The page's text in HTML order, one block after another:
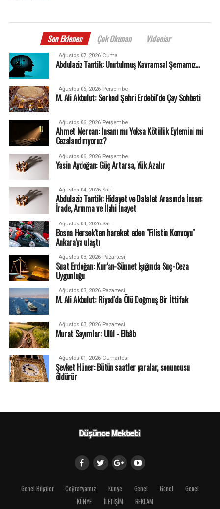
Son Eklenen Çok Okunan Videolar
Ağustos 07, 2026 Cuma
Abdulaziz Tantik: Unutulmuş Kavramsal Şemamız…
Ağustos 06, 2026 Perşembe
M. Ali Akbulut: Serhad Şehri Erdebil'de Çay Sohbeti
Ağustos 06, 2026 Perşembe
Ahmet Mercan: İnsanı mı Yoksa Kötülük Eylemini mi
Cezalandırıyoruz?
Ağustos 06, 2026 Perşembe
Yasin Aydoğan: Güç Artarsa, Yük Azalır
Ağustos 04, 2026 Salı
Abdulaziz Tantik: Hidayet ve Dalalet Arasında İnsan:
İrade, Arınma ve İlahi İnayet
Ağustos 04, 2026 Salı
Bosna Hersek'ten hareket eden "Filistin Konvoyu"
Ankara'ya ulaştı
Ağustos 03, 2026 Pazartesi
Suat Erdoğan: Kur’an-Sünnet Işığında Suç-Ceza
Uygunluğu
Ağustos 03, 2026 Pazartesi
M. Ali Akbulut: Riyad'da Ölü Doğmuş Bir İttifak
Ağustos 03, 2026 Pazartesi
Murat Sayımlar: Ulûl - Elbâb
Ağustos 01, 2026 Cumartesi
Şevket Hüner: Bütün saatler yaralar, sonuncusu
öldürür
Genel Bilgiler Coğrafyamız Künye Genel Genel
Genel
KÜNYE
İLETİŞİM REKLAM